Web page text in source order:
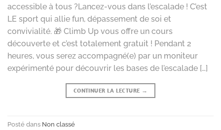
accessible à tous ?Lancez-vous dans l’escalade ! C’est
LE sport qui allie fun, dépassement de soi et
convivialité. 🎁 Climb Up vous offre un cours
découverte et c’est totalement gratuit ! Pendant 2
heures, vous serez accompagné(e) par un moniteur
expérimenté pour découvrir les bases de l’escalade […]
CONTINUER LA LECTURE →
Posté dans Non classé